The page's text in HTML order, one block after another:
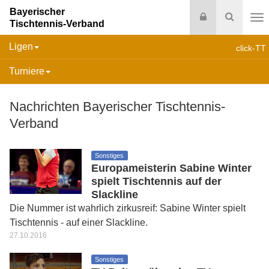
Suche
Login
Bayerischer
Tischtennis-Verband
click-TT
Ligen
Turniere
Nachrichten Bayerischer Tischtennis-
Verband
Sonstiges
Europameisterin Sabine Winter
spielt Tischtennis auf der
Slackline
Die Nummer ist wahrlich zirkusreif: Sabine Winter spielt
Tischtennis - auf einer Slackline.
27.10.2016
Sonstiges